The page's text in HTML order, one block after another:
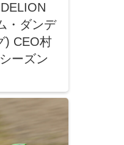
・ダンデ
) CEO村
ーズン